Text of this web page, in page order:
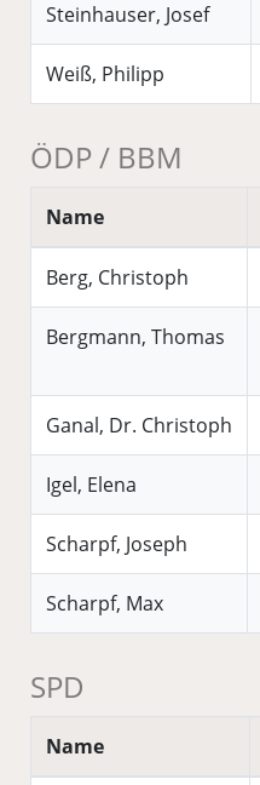
Steinhauser, Josef
Weiß, Philipp
ÖDP / BBM
Name
Berg, Christoph
Bergmann, Thomas
Ganal, Dr. Christoph
Igel, Elena
Scharpf, Joseph
Scharpf, Max
SPD
Name